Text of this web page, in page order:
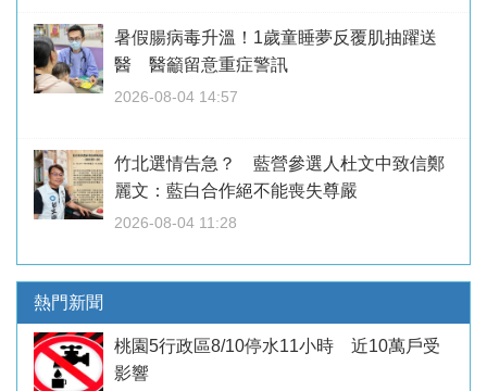
暑假腸病毒升溫！1歲童睡夢反覆肌抽躍送
醫 醫籲留意重症警訊
2026-08-04 14:57
竹北選情告急？ 藍營參選人杜文中致信鄭
麗文：藍白合作絕不能喪失尊嚴
2026-08-04 11:28
熱門新聞
桃園5行政區8/10停水11小時 近10萬戶受
影響